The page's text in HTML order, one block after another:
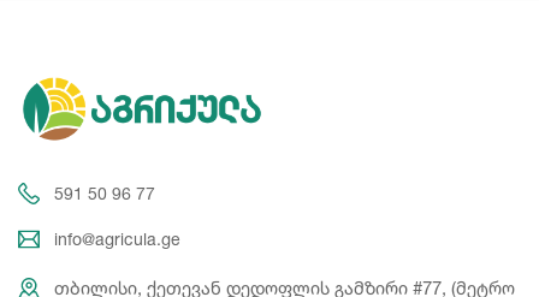
591 50 96 77
info@agricula.ge
თბილისი, ქეთევან დედოფლის გამზირი #77, (მეტრო